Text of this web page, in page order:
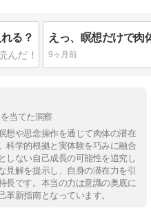
る？
9ヶ月前
当てた洞察
想や思念操作を通じて肉体の潜在
科学的根拠と実体験を巧みに融合
しない自己成長の可能性を追究し
見解を提示し、自身の潜在力を引
長です。本当の力は意識の奥底に
新指南となっています。